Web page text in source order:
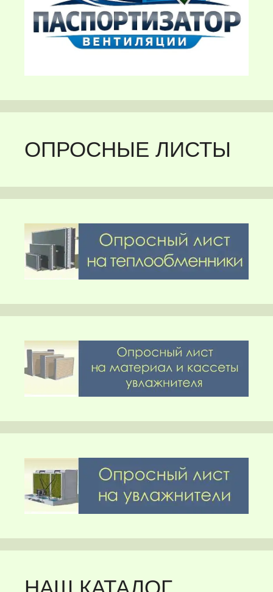
ОПРОСНЫЕ ЛИСТЫ